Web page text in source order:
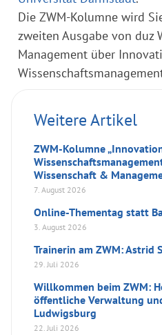
Die ZWM-Kolumne wird
zweiten Ausgabe von duz
Management über
Weitere Artikel
ZWM-Kolumne
Wissenschaft &
7. August 2026
Online-Thementag statt
3. August 2026
Trainerin am ZWM: Astrid
29. Juli 2026
Willkommen beim ZWM:
öffentliche Verwaltung
Ludwigsburg
22. Juli 2026